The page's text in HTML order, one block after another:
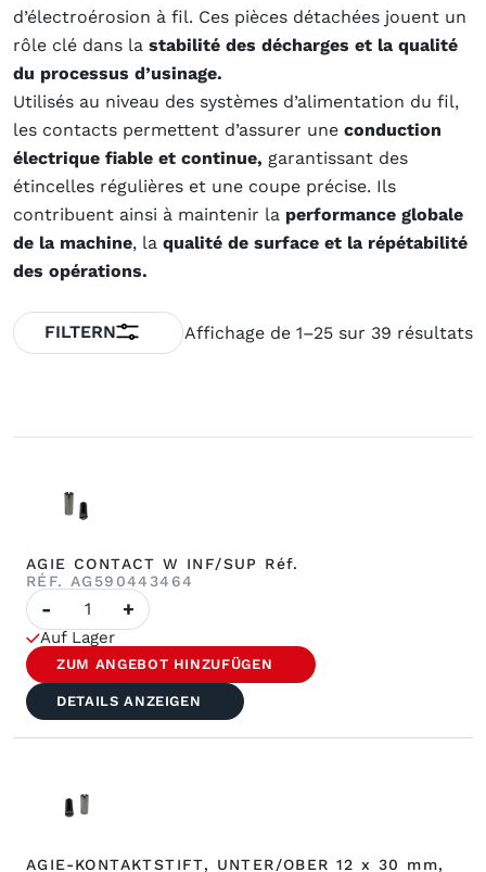
d’électroérosion à fil. Ces pièces détachées jouent un
rôle clé dans la stabilité des décharges et la qualité
du processus d’usinage.
Utilisés au niveau des systèmes d’alimentation du fil,
les contacts permettent d’assurer une conduction
électrique fiable et continue, garantissant des
étincelles régulières et une coupe précise. Ils
contribuent ainsi à maintenir la performance globale
de la machine, la qualité de surface et la répétabilité
des opérations.
FILTERN Affichage de 1–25 sur 39 résultats
AGIE CONTACT W INF/SUP Réf.
RÉF. AG590443464
Menge
an
AGIE
CONTACT
W
INF/SUP,
Réf.
- +
Auf Lager
ZUM ANGEBOT HINZUFÜGEN
DETAILS ANZEIGEN
AGIE-KONTAKTSTIFT, UNTER/OBER 12 x 30 mm,